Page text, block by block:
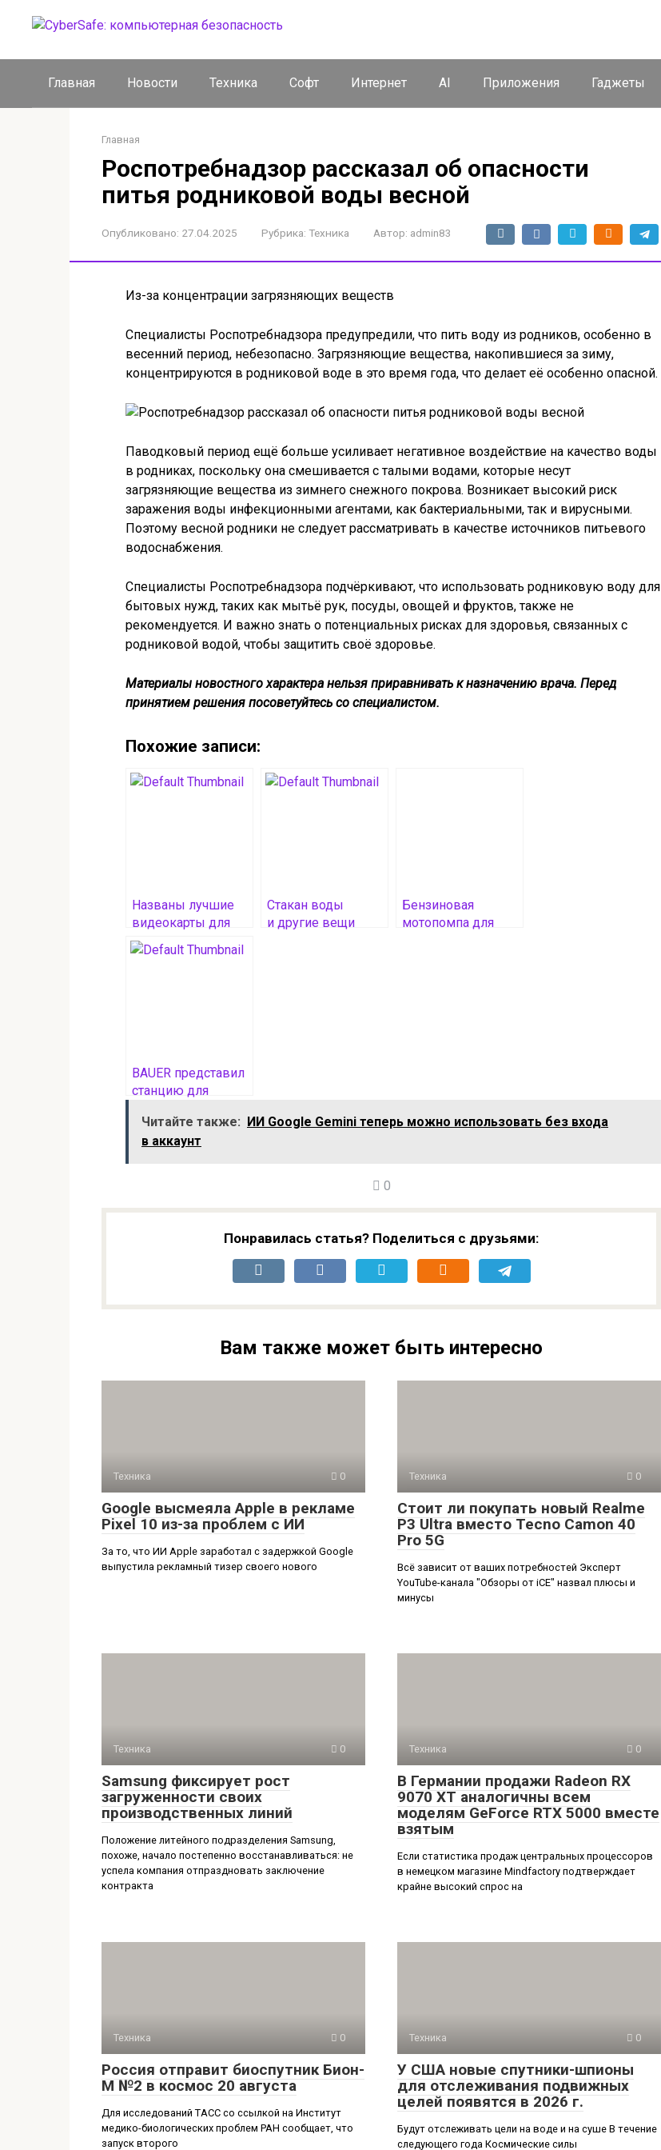
Главная Новости Техника Софт Интернет AI Приложения Гаджеты
Главная
Роспотребнадзор рассказал об опасности
питья родниковой воды весной
Опубликовано: 27.04.2025 Рубрика: Техника Автор: admin83
Из-за концентрации загрязняющих веществ
Специалисты Роспотребнадзора предупредили, что пить воду из родников, особенно в
весенний период, небезопасно. Загрязняющие вещества, накопившиеся за зиму,
концентрируются в родниковой воде в это время года, что делает её особенно опасной.
Паводковый период ещё больше усиливает негативное воздействие на качество воды
в родниках, поскольку она смешивается с талыми водами, которые несут
загрязняющие вещества из зимнего снежного покрова. Возникает высокий риск
заражения воды инфекционными агентами, как бактериальными, так и вирусными.
Поэтому весной родники не следует рассматривать в качестве источников питьевого
водоснабжения.
Специалисты Роспотребнадзора подчёркивают, что использовать родниковую воду для
бытовых нужд, таких как мытьё рук, посуды, овощей и фруктов, также не
рекомендуется. И важно знать о потенциальных рисках для здоровья, связанных с
родниковой водой, чтобы защитить своё здоровье.
Материалы новостного характера нельзя приравнивать к назначению врача. Перед
принятием решения посоветуйтесь со специалистом.
Похожие записи:
Названы лучшие
видеокарты для
покупки весной
2025 г.
Стакан воды
и другие вещи
Бензиновая
мотопомпа для
BAUER представил
станцию для
«водородной
воды»
Читайте также: ИИ Google Gemini теперь можно использовать без входа
в аккаунт
0
Понравилась статья? Поделиться с друзьями:
Вам также может быть интересно
Техника 0
Google высмеяла Apple в рекламе
Pixel 10 из-за проблем с ИИ
За то, что ИИ Apple заработал с задержкой Google
выпустила рекламный тизер своего нового
Техника 0
Стоит ли покупать новый Realme
P3 Ultra вместо Tecno Camon 40
Pro 5G
Всё зависит от ваших потребностей Эксперт
YouTube-канала "Обзоры от iCE" назвал плюсы и
минусы
Техника 0
Samsung фиксирует рост
загруженности своих
производственных линий
Положение литейного подразделения Samsung,
похоже, начало постепенно восстанавливаться: не
успела компания отпраздновать заключение
контракта
Техника 0
В Германии продажи Radeon RX
9070 XT аналогичны всем
моделям GeForce RTX 5000 вместе
взятым
Если статистика продаж центральных процессоров
в немецком магазине Mindfactory подтверждает
крайне высокий спрос на
Техника 0
Россия отправит биоспутник Бион-
М №2 в космос 20 августа
Для исследований ТАСС со ссылкой на Институт
медико-биологических проблем РАН сообщает, что
запуск второго
Техника 0
У США новые спутники-шпионы
для отслеживания подвижных
целей появятся в 2026 г.
Будут отслеживать цели на воде и на суше В течение
следующего года Космические силы